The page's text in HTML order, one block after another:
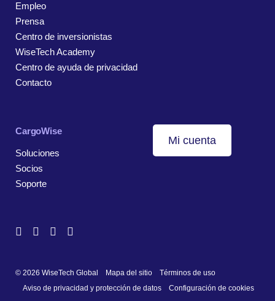
Empleo
Prensa
Centro de inversionistas
WiseTech Academy
Centro de ayuda de privacidad
Contacto
CargoWise
Soluciones
Socios
Soporte
Mi cuenta
© 2026 WiseTech Global Mapa del sitio
Términos de uso
Aviso de privacidad y protección de datos
Configuración de cookies